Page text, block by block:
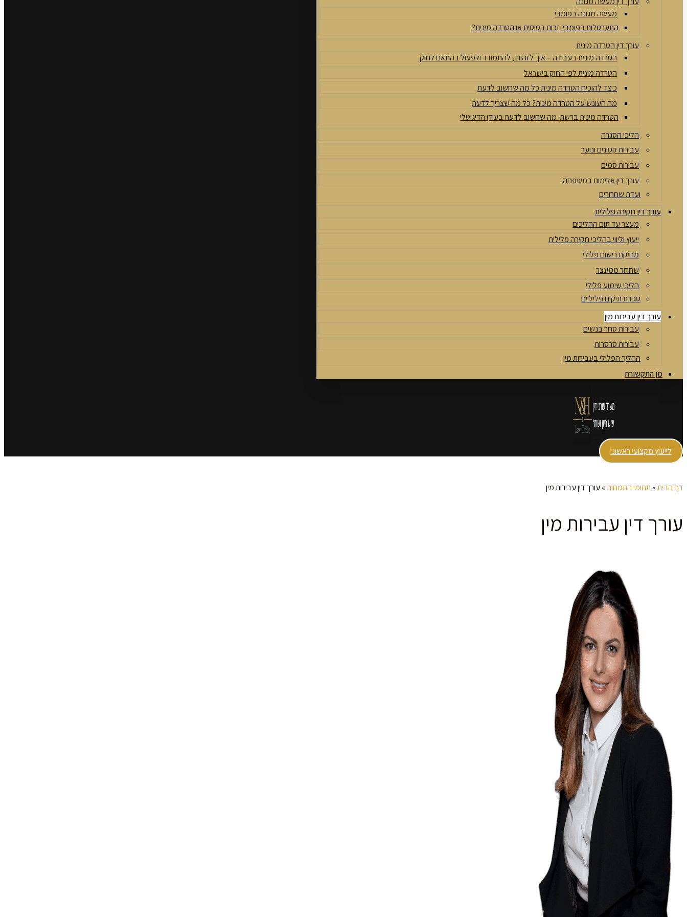
מעשה מגונה בפומבי
התערטלות בפומבי: זכות בסיסית או הטרדה מינית?
עורך דין הטרדה מינית
הטרדה מינית בעבודה – איך לזהות , להתמודד ולפעול בהתאם לחוק
הטרדה מינית לפי החוק בישראל
כיצד להוכיח הטרדה מינית כל מה שחשוב לדעת
מה העונש על הטרדה מינית? כל מה שצריך לדעת
הטרדה מינית ברשת: מה שחשוב לדעת בעידן הדיגיטלי
הליכי הסגרה
עבירות קטינים ונוער
עבירות סמים
עורך דין אלימות במשפחה
ועדת שחרורים
עורך דין חקירה פלילית
מעצר עד תום ההליכים
ייעוץ וליווי בהליכי חקירה פלילית
מחיקת רישום פלילי
שחרור ממעצר
הליכי שימוע פלילי
סגירת תיקים פליליים
עורך דין עבירות מין
עבירות סחר בנשים
עבירות סרסרות
ההליך הפלילי בעבירות מין
מן התקשורת
לייעוץ מקצועי ראשוני
דף הבית» תחומי התמחות» עורך דין עבירות מין
עורך דין עבירות מין